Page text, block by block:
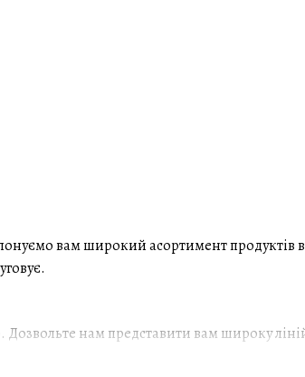
вам широкий асортимент продуктів
нам представити вам широку